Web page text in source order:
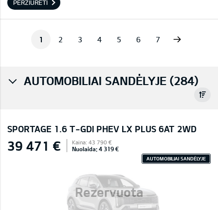
PERŽIŪRĖTI
1 2 3 4 5 6 7
AUTOMOBILIAI SANDĖLYJE (284)
SPORTAGE 1.6 T-GDI PHEV LX PLUS 6AT 2WD
Rezervuota
39 471 € Kaina: 43 790 €
Nuolaida: 4 319 €
AUTOMOBILIAI SANDĖLYJE